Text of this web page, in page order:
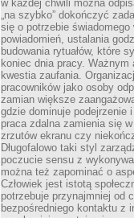
w każdej chwili można
„na szybko” dokończyć
się o potrzebie świadomego
powiadomień, ustalania
budowania rytuałów, które
koniec dnia pracy.
kwestia zaufania.
pracowników jako osoby
zamian większe
gdzie dominuje podejrzenie
praca zdalna zamienia się
zrzutów ekranu czy
Długofalowo taki styl
poczucie sensu z
można też zapominać o
Człowiek jest istotą
potrzebuje przynajmniej od
bezpośredniego kontaktu z